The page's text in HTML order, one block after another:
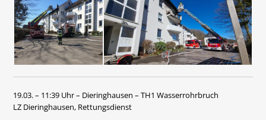
19.03. – 11:39 Uhr – Dieringhausen – TH1 Wasserrohrbruch
LZ Dieringhausen, Rettungsdienst